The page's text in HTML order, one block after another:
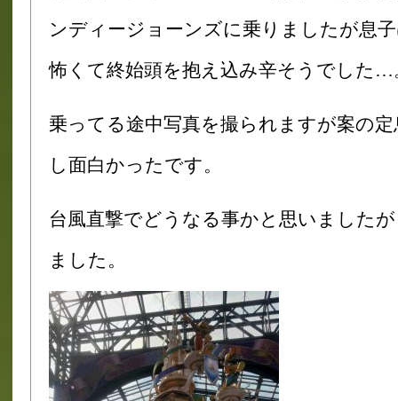
ンディージョーンズに乗りましたが息
怖くて終始頭を抱え込み辛そうでした…
乗ってる途中写真を撮られますが案の
し面白かったです。
台風直撃でどうなる事かと思いました
ました。